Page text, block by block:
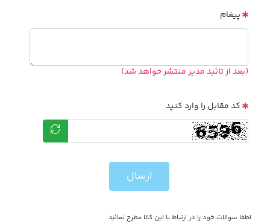
پیغام
(بعد از تائید مدیر منتشر خواهد شد)
کد مقابل را وارد کنید
ارسال
لطفا سوالات خود را در ارتباط با این کالا مطرح نمائید